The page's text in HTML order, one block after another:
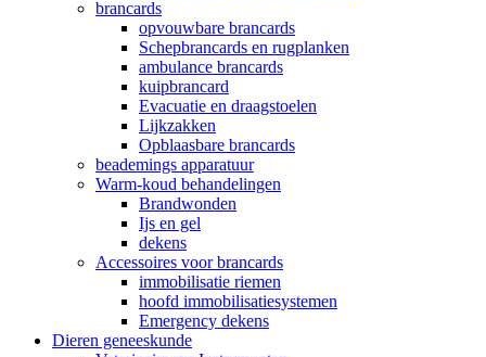
brancards
opvouwbare brancards
Schepbrancards en rugplanken
ambulance brancards
kuipbrancard
Evacuatie en draagstoelen
Lijkzakken
Opblaasbare brancards
beademings apparatuur
Warm-koud behandelingen
Brandwonden
Ijs en gel
dekens
Accessoires voor brancards
immobilisatie riemen
hoofd immobilisatiesystemen
Emergency dekens
Dieren geneeskunde